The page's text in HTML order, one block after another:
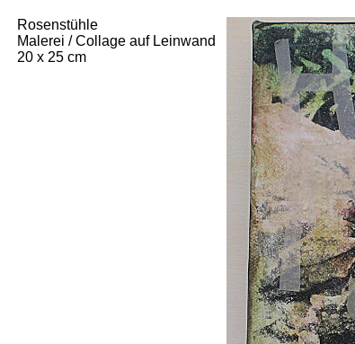
Rosenstühle
Malerei / Collage auf Leinwand
20 x 25 cm